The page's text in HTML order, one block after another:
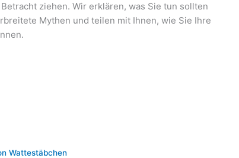
ziehen. Wir erklären, was Sie tun sollten
Mythen und teilen mit Ihnen, wie Sie Ihre
Wattestäbchen